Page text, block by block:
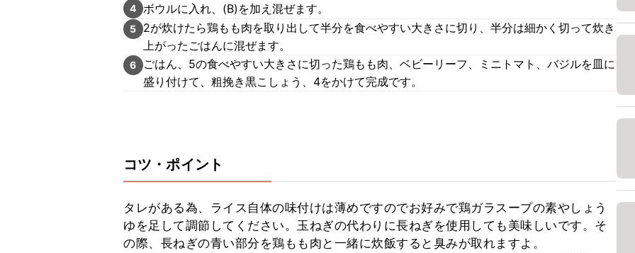
4 ボウルに入れ、(B)を加え混ぜます。
5
2が炊けたら鶏もも肉を取り出して半分を食べやすい大きさに切り、半分は細かく切って炊き
上がったごはんに混ぜます。
6
ごはん、5の食べやすい大きさに切った鶏もも肉、ベビーリーフ、ミニトマト、バジルを皿に
盛り付けて、粗挽き黒こしょう、4をかけて完成です。
コツ・ポイント
タレがある為、ライス自体の味付けは薄めですのでお好みで鶏ガラスープの素やしょう
ゆを足して調節してください。玉ねぎの代わりに長ねぎを使用しても美味しいです。そ
の際、長ねぎの青い部分を鶏もも肉と一緒に炊飯すると臭みが取れますよ。